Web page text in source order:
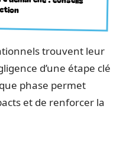
trouvent leur
d’une étape clé
phase permet
et de renforcer la